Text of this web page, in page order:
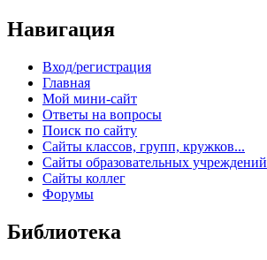
Навигация
Вход/регистрация
Главная
Мой мини-сайт
Ответы на вопросы
Поиск по сайту
Сайты классов, групп, кружков...
Сайты образовательных учреждений
Сайты коллег
Форумы
Библиотека